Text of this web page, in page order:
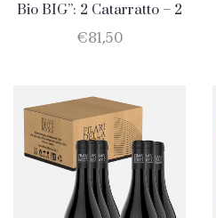
Bio BIG”: 2 Catarratto – 2
Merlot – 2 Nero D’Avola
€81,50